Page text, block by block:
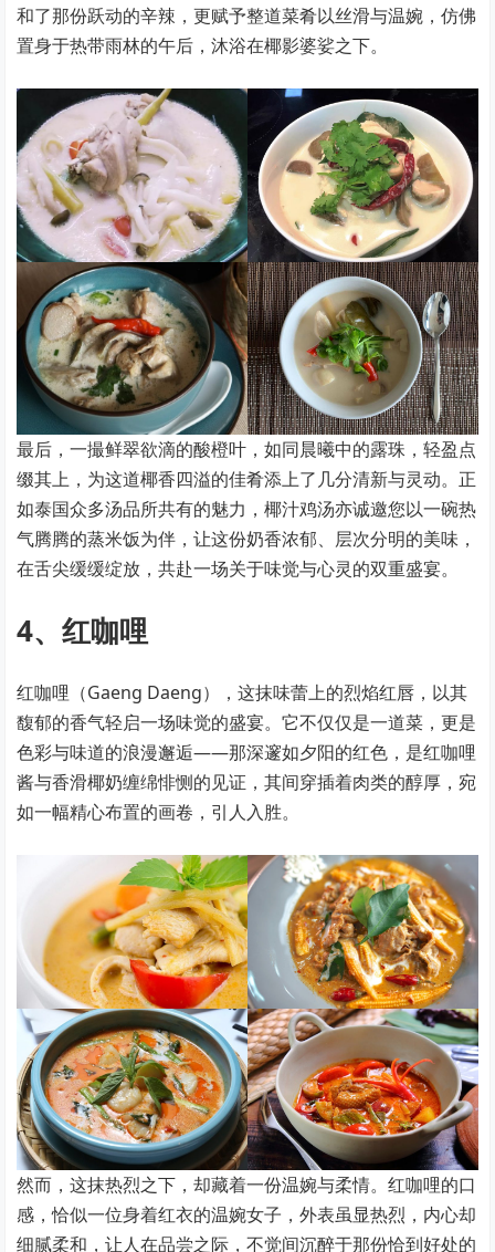
和了那份跃动的辛辣，更赋予整道菜肴以丝滑与温婉，仿佛
置身于热带雨林的午后，沐浴在椰影婆娑之下。
最后，一撮鲜翠欲滴的酸橙叶，如同晨曦中的露珠，轻盈点
缀其上，为这道椰香四溢的佳肴添上了几分清新与灵动。正
如泰国众多汤品所共有的魅力，椰汁鸡汤亦诚邀您以一碗热
气腾腾的蒸米饭为伴，让这份奶香浓郁、层次分明的美味，
在舌尖缓缓绽放，共赴一场关于味觉与心灵的双重盛宴。
4、红咖哩
红咖哩（Gaeng Daeng），这抹味蕾上的烈焰红唇，以其
馥郁的香气轻启一场味觉的盛宴。它不仅仅是一道菜，更是
色彩与味道的浪漫邂逅——那深邃如夕阳的红色，是红咖哩
酱与香滑椰奶缠绵悱恻的见证，其间穿插着肉类的醇厚，宛
如一幅精心布置的画卷，引人入胜。
然而，这抹热烈之下，却藏着一份温婉与柔情。红咖哩的口
感，恰似一位身着红衣的温婉女子，外表虽显热烈，内心却
细腻柔和，让人在品尝之际，不觉间沉醉于那份恰到好处的